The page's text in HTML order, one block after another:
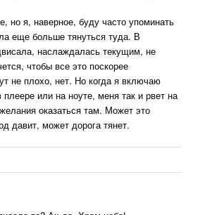
но я, наверное, буду часто упоминать
еще больше тянуться туда. В
наслаждалась текущим, не
чтобы все это поскорее
не плохо, нет. Но когда я включаю
или на ноуте, меня так и рвет на
оказаться там. Может это
давит, может дорога тянет.